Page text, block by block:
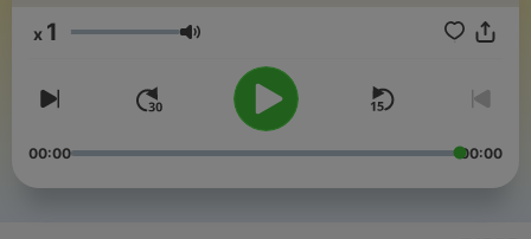
עוצמת שמע 1
00:00
00:00